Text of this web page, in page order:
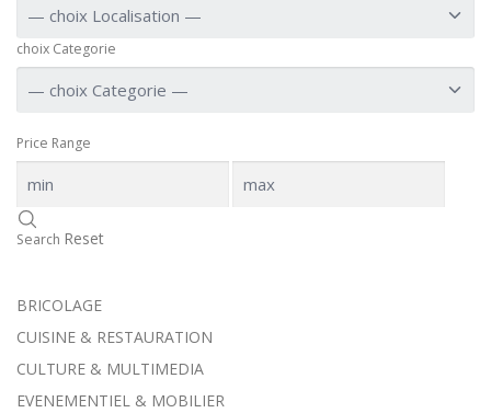
choix Categorie
Price Range
Search Reset
BRICOLAGE
CUISINE & RESTAURATION
CULTURE & MULTIMEDIA
EVENEMENTIEL & MOBILIER